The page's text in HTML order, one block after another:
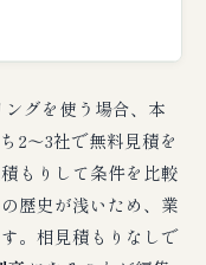
会計区分（創業
×ファクタリン
ングを使う場合、本
2〜3社で無料見積を
もりして条件を比較
歴史が浅いため、業
。相見積もりなしで